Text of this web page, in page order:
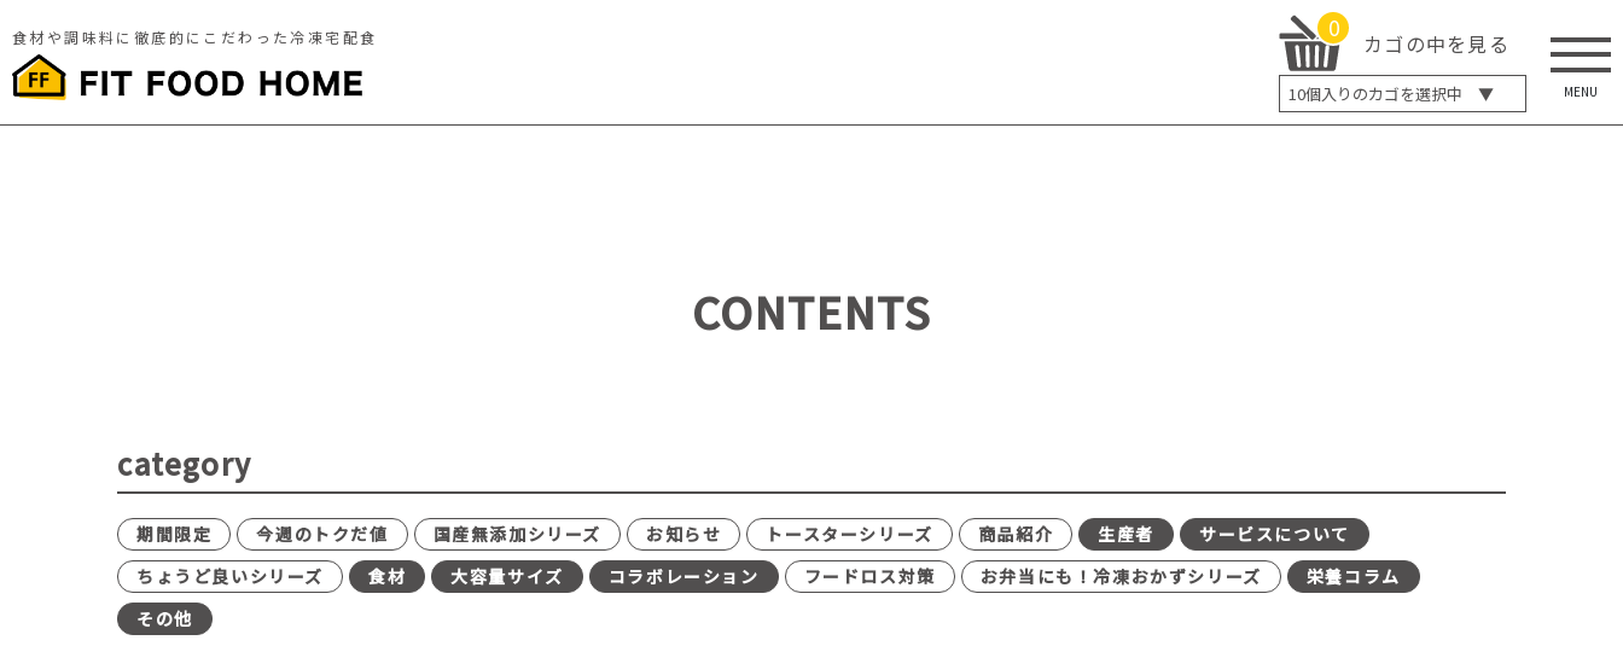
食材や調味料に徹底的にこだわった冷凍宅配食 0
カゴの中を見る
10個入りのカゴを選択中 ▼
5個入り
MENU
CONTENTS
category
期間限定 今週のトクだ値 国産無添加シリーズ お知らせ トースターシリーズ 商品紹介 生産者
サービスについて
ちょうど良いシリーズ
食材 大容量サイズ コラボレーション フードロス対策 お弁当にも！冷凍おかずシリーズ
栄養コラム
その他